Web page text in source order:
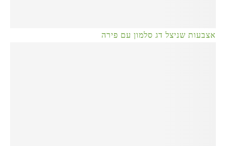
אצבעות שניצל דג סלמון עם פירה